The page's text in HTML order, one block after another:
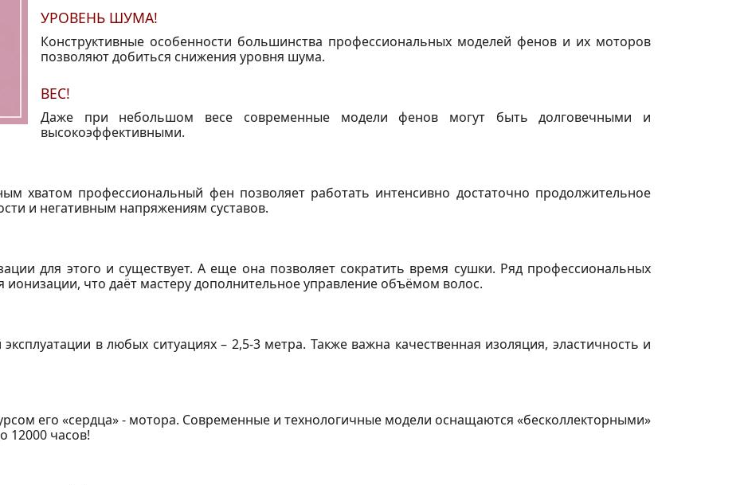
УРОВЕНЬ ШУМА!
Конструктивные особенности большинства профессиональных моделей фенов и их моторов
позволяют добиться снижения уровня шума.
ВЕС!
Даже при небольшом весе современные модели фенов могут быть долговечными и
высокоэффективными.
хватом профессиональный фен позволяет работать интенсивно достаточно продолжительное
и негативным напряжениям суставов.
для этого и существует. А еще она позволяет сократить время сушки. Ряд профессиональных
что даёт мастеру дополнительное управление объёмом волос.
в любых ситуациях – 2,5-3 метра. Также важна качественная изоляция, эластичность и
его «сердца» - мотора. Современные и технологичные модели оснащаются «бесколлекторными»
12000 часов!